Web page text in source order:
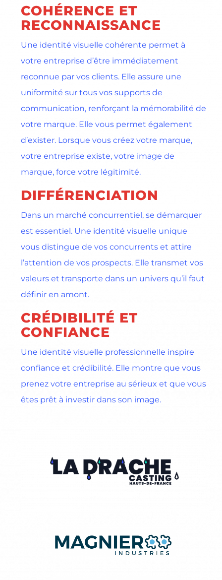
COHÉRENCE ET
RECONNAISSANCE
Une identité visuelle cohérente permet à
votre entreprise d’être immédiatement
reconnue par vos clients. Elle assure une
uniformité sur tous vos supports de
communication, renforçant la mémorabilité de
votre marque. Elle vous permet également
d’exister. Lorsque vous créez votre marque,
votre entreprise existe, votre image de
marque, force votre légitimité.
DIFFÉRENCIATION
Dans un marché concurrentiel, se démarquer
est essentiel. Une identité visuelle unique
vous distingue de vos concurrents et attire
l’attention de vos prospects. Elle transmet vos
valeurs et transporte dans un univers qu’il faut
définir en amont.
CRÉDIBILITÉ ET
CONFIANCE
Une identité visuelle professionnelle inspire
confiance et crédibilité. Elle montre que vous
prenez votre entreprise au sérieux et que vous
êtes prêt à investir dans son image.